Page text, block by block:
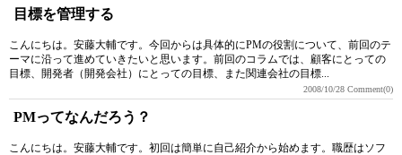
目標を管理する
こんにちは。安藤大輔です。今回からは具体的にPMの役割について、前回のテ
ーマに沿って進めていきたいと思います。前回のコラムでは、顧客にとっての
目標、開発者（開発会社）にとっての目標、また関連会社の目標...
2008/10/28 Comment(0)
PMってなんだろう？
こんにちは。安藤大輔です。初回は簡単に自己紹介から始めます。職歴はソフ